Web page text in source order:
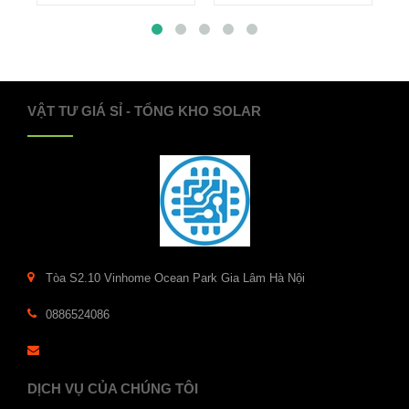
VẬT TƯ GIÁ SỈ - TỔNG KHO SOLAR
Tòa S2.10 Vinhome Ocean Park Gia Lâm Hà Nội
0886524086
DỊCH VỤ CỦA CHÚNG TÔI